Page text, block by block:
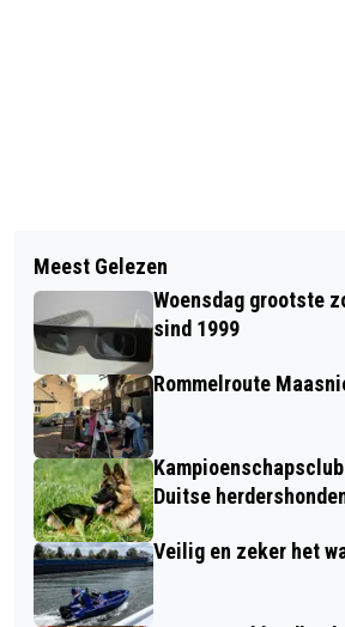
OPLICHTER MET VALS
KRAAG GEGREPEN
VEILIG THUISKOMEN MET
TIJDENS DE 11E VAN DE
Meest Gelezen
Woensdag grootste
sind 1999
Rommelroute
Duitse
Veilig en zeker het